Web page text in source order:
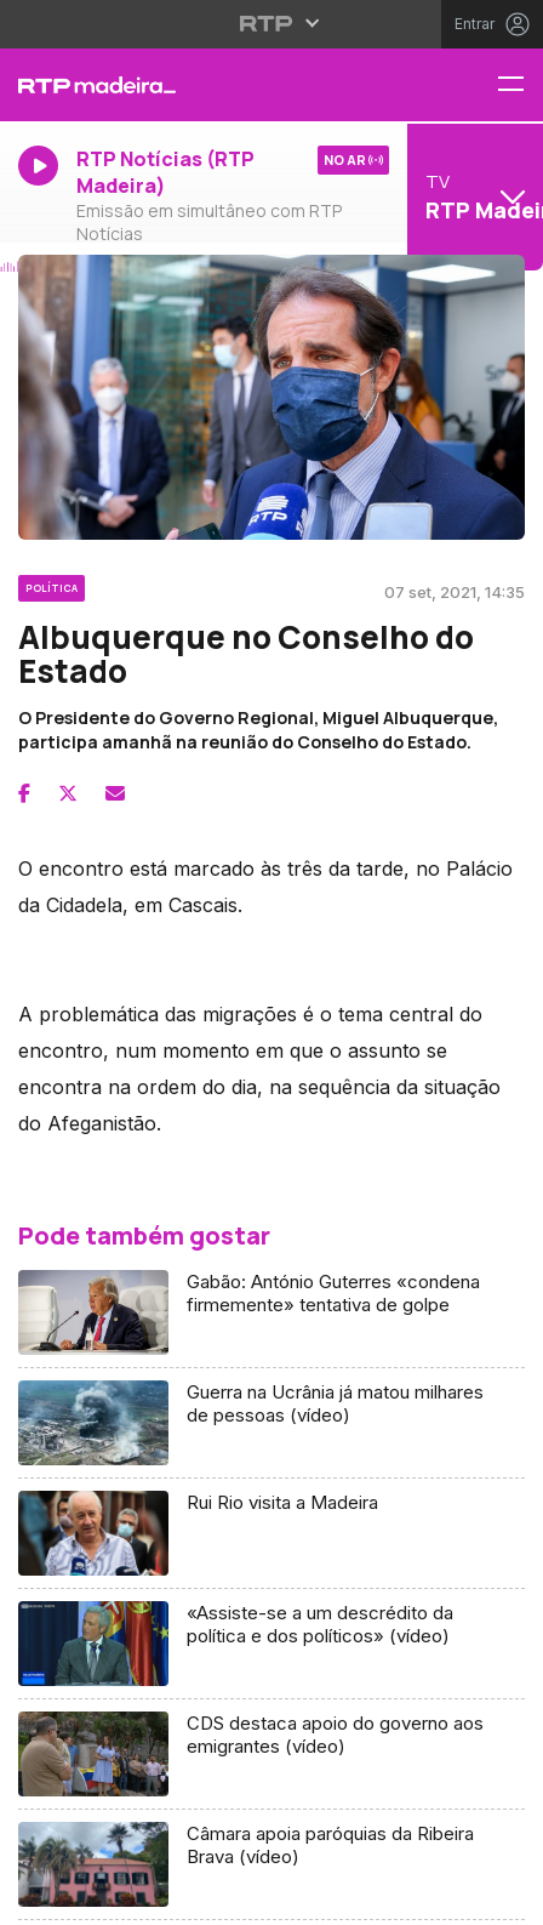
Entrar
RTP Notícias (RTP
Madeira)
Emissão em simultâneo com RTP
Notícias
NO AR
TV
RTP
POLÍTICA 07 set, 2021, 14:35
Albuquerque no Conselho do
Estado
O Presidente do Governo Regional, Miguel Albuquerque,
participa amanhã na reunião do Conselho do Estado.
O encontro está marcado às três da tarde, no Palácio
da Cidadela, em Cascais.
A problemática das migrações é o tema central do
encontro, num momento em que o assunto se
encontra na ordem do dia, na sequência da situação
do Afeganistão.
Pode também gostar
Gabão: António Guterres «condena
firmemente» tentativa de golpe
Guerra na Ucrânia já matou milhares
de pessoas (vídeo)
Rui Rio visita a Madeira
«Assiste-se a um descrédito da
política e dos políticos» (vídeo)
CDS destaca apoio do governo aos
emigrantes (vídeo)
Câmara apoia paróquias da Ribeira
Brava (vídeo)